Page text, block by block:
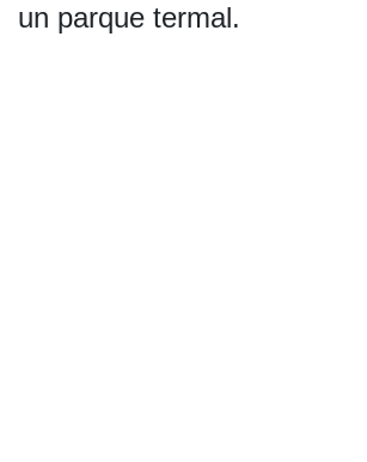
un parque termal.